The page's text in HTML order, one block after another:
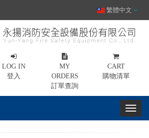
繁體中文
LOG IN
登入
MY
ORDERS
訂單查詢
CART
購物清單